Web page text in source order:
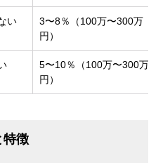
い
3〜8％（100万〜300万
円）
5〜10％（100万〜300万
円）
特徴